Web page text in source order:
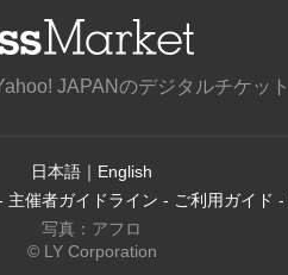
JAPANのデジタルチケット
日本語 ｜ English
主催者ガイドライン - ご利用ガイド -
写真：アフロ
© LY Corporation